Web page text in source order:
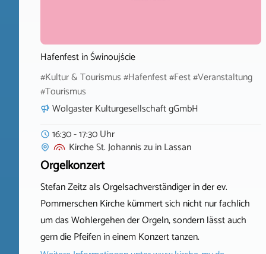
Hafenfest in Świnoujście
#Kultur & Tourismus #Hafenfest #Fest #Veranstaltung
#Tourismus
Wolgaster Kulturgesellschaft gGmbH
16:30 - 17:30 Uhr
Kirche St. Johannis zuinLassan
Orgelkonzert
Stefan Zeitz als Orgelsachverständiger in der ev.
Pommerschen Kirche kümmert sich nicht nur fachlich
um das Wohlergehen der Orgeln, sondern lässt auch
gern die Pfeifen in einem Konzert tanzen.